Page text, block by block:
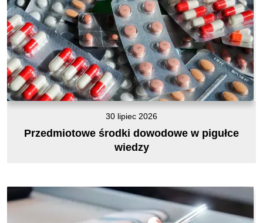
30 lipiec 2026
Przedmiotowe środki dowodowe w pigułce
wiedzy